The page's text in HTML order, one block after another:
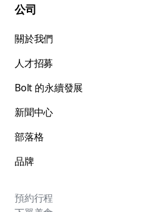
公司
關於我們
人才招募
Bolt 的永續發展
新聞中心
部落格
品牌
預約行程